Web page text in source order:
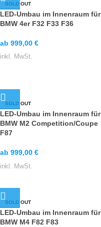
SOLD OUT
LED-Umbau im Innenraum für
BMW 4er F32 F33 F36
ab 999,00 €
inkl. MwSt.
SOLD OUT
LED-Umbau im Innenraum für
BMW M2 Competition/Coupe
F87
ab 999,00 €
inkl. MwSt.
SOLD OUT
LED-Umbau im Innenraum für
BMW M4 F82 F83